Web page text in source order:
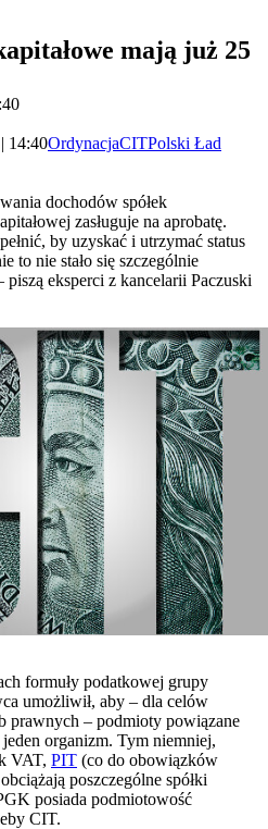
mają już 25
14:40OrdynacjaCITPolski Ład
dochodów spółek
zasługuje na aprobatę.
by uzyskać i utrzymać status
to nie stało się szczególnie
eksperci z kancelarii Paczuski
formuły podatkowej grupy
umożliwił, aby – dla celów
prawnych – podmioty powiązane
organizm. Tym niemniej,
VAT, PIT (co do obowiązków
poszczególne spółki
posiada podmiotowość
CIT.